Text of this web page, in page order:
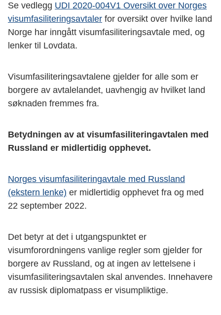
Se vedlegg UDI 2020-004V1 Oversikt over Norges
visumfasiliteringsavtaler for oversikt over hvilke land
Norge har inngått visumfasiliteringsavtale med, og
lenker til Lovdata.
Visumfasiliteringsavtalene gjelder for alle som er
borgere av avtalelandet, uavhengig av hvilket land
søknaden fremmes fra.
Betydningen av at visumfasiliteringavtalen med
Russland er midlertidig opphevet.
Norges visumfasiliteringavtale med Russland
(ekstern lenke) er midlertidig opphevet fra og med
22 september 2022.
Det betyr at det i utgangspunktet er
visumforordningens vanlige regler som gjelder for
borgere av Russland, og at ingen av lettelsene i
visumfasiliteringsavtalen skal anvendes. Innehavere
av russisk diplomatpass er visumpliktige.